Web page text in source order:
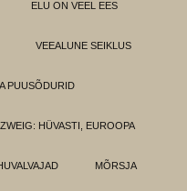
ELU ON VEEL EES
VEEALUNE SEIKLUS
PUUSÕDURID
HÜVASTI, EUROOPA
MÕRSJA